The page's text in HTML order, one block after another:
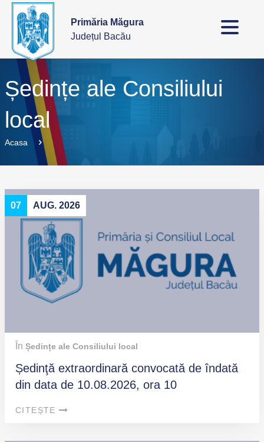
Primăria Măgura
Județul Bacău
Ședințe ale Consiliului
local
Acasa
07 AUG. 2026
În Ședințe ale Consiliului local
Ședinţă extraordinară convocată de îndată
din data de 10.08.2026, ora 10
CITEȘTE